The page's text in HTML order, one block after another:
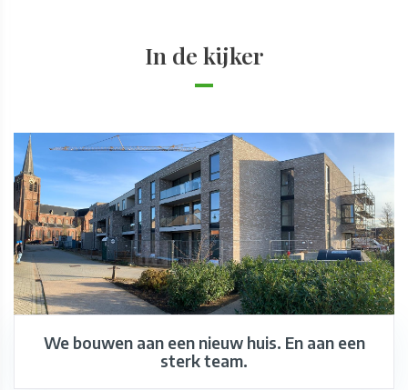
In de kijker
We bouwen aan een nieuw huis. En aan een
sterk team.